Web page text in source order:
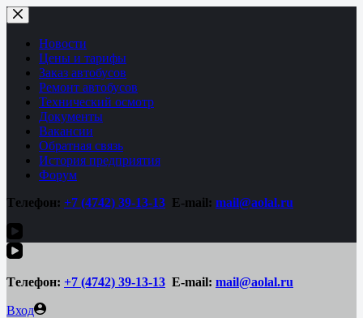
Перейти
к
сути
Новости
Цены и тарифы
Заказ автобусов
Ремонт автобусов
Технический осмотр
Документы
Вакансии
Обратная связь
История предприятия
Форум
Tелефон: +7 (4742) 39-13-13 E-mail: mail@aolal.ru
Tелефон: +7 (4742) 39-13-13 E-mail: mail@aolal.ru
Вход